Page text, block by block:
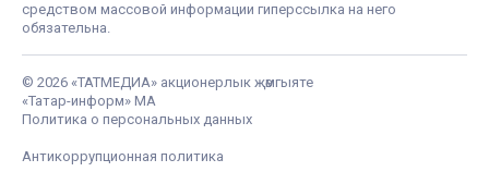
средством массовой информации гиперссылка на него
обязательна.
© 2026 «ТАТМЕДИА» акционерлык җәмгыяте
«Татар-информ» МА
Политика о персональных данных
Антикоррупционная политика